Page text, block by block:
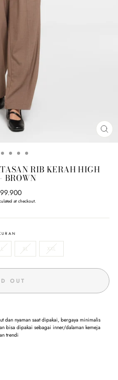
RIB KERAH HIGH
BROWN
at checkout.
L XL XXL
OUT
dan nyaman saat dipakai, bergaya minimalis
bisa dipakai sebagai inner/dalaman kemeja
trendi